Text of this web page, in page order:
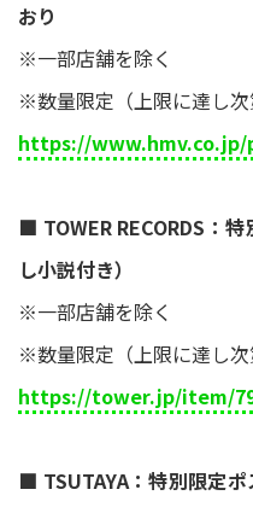
おり
※一部店舗を除く
※数量限定（上限に達し次
https://
■ TOWER RECORDS：
し小説付き）
※一部店舗を除く
※数量限定（上限に達し次
https://tower.jp/item/
■ TSUTAYA：特別限定